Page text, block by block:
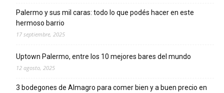
Palermo y sus mil caras: todo lo que podés hacer en este
hermoso barrio
17 septiembre, 2025
Uptown Palermo, entre los 10 mejores bares del mundo
12 agosto, 2025
3 bodegones de Almagro para comer bien y a buen precio en